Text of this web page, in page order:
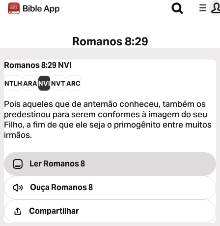
Romanos 8:29
Romanos 8:29NVI
NTLHARANVINVTARC
Pois aqueles que de antemão conheceu, também os
predestinou para serem conformes à imagem do seu
Filho, a fim de que ele seja o primogênito entre muitos
irmãos.
Ler Romanos 8
OuçaRomanos 8
Compartilhar